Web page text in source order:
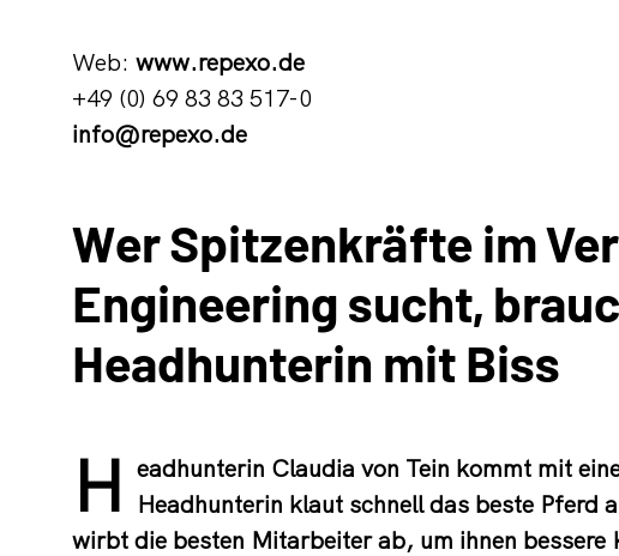
Web: www.repexo.de
+49 (0) 69 83 83 517-0
info@repexo.de
Wer Spitzenkräfte im
Engineering sucht,
Headhunterin mit Biss
H eadhunterin Claudia von Tein kommt mit
Headhunterin klaut schnell das beste Pferd
wirbt die besten Mitarbeiter ab, um ihnen bessere